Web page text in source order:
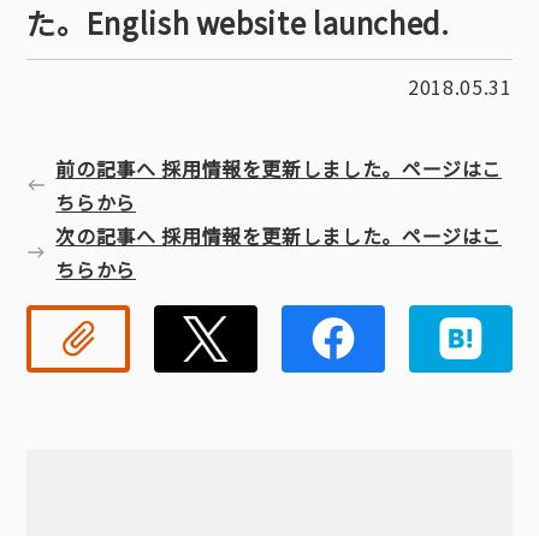
た。English website launched.
2018.05.31
前の記事へ 採用情報を更新しました。ページはこ
ちらから
次の記事へ 採用情報を更新しました。ページはこ
ちらから
リンクコピー Twitter